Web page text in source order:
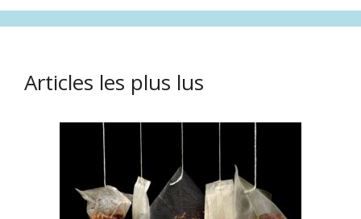
Articles les plus lus